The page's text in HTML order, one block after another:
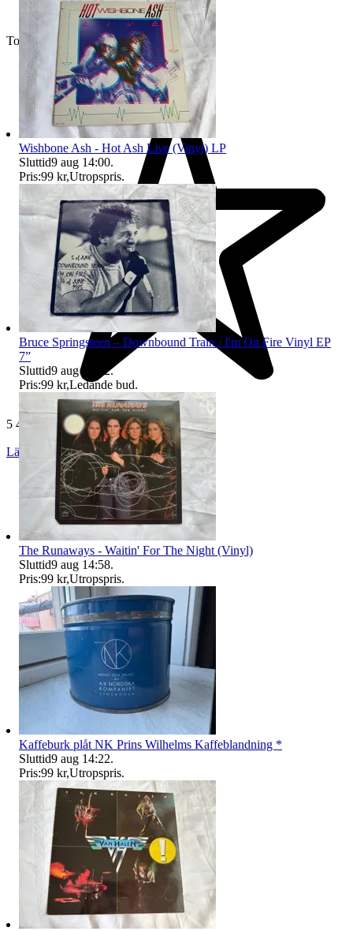
Toppsäljare
5 431 omdömen
Läs omdömen Följ
Wishbone Ash - Hot Ash Live (Vinyl) LP
Sluttid9 aug 14:00.
Pris:99 kr,Utropspris.
Bruce Springsteen – Downbound Train / I'm On Fire Vinyl EP
7”
Sluttid9 aug 14:12.
Pris:99 kr,Ledande bud.
The Runaways - Waitin' For The Night (Vinyl)
Sluttid9 aug 14:58.
Pris:99 kr,Utropspris.
Kaffeburk plåt NK Prins Wilhelms Kaffeblandning *
Sluttid9 aug 14:22.
Pris:99 kr,Utropspris.